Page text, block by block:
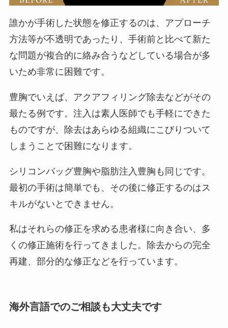
誰かが手術した状態を修正するのは、アプローチ
方法等が不透明であったり、手術前と比べて新た
な問題が複合的に絡み合うなどしている場合が多
いため非常に困難です。
豊胸でいえば、アクアフィリング除去などがその
最たる例です。注入は素人医師でも手軽にできた
ものですが、除去はあらゆる組織にこびりついて
しまうことで困難になります。
シリコンバッグ豊胸や脂肪注入豊胸も同じです。
最初の手術は簡単でも、その後に修正するのはス
キルがないとできません。
私はそれらの修正を求める患者様に向き合い、多
くの修正施術を行ってきました。除去からの完全
再建、部分的な修正などを行っています。
海外言語でのご相談も大丈夫です